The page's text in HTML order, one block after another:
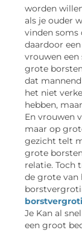
worden
als je ouder
vinden soms
daardoor een
vrouwen
grote
dat
het niet
hebben,
En vrouwen
maar op
gezicht telt
grote
relatie. Toch
de grote van
Je Kan al
een groot